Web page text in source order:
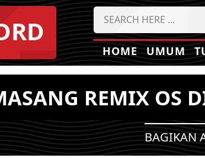
HOME UMUM
REMIX OS
BAGIKAN